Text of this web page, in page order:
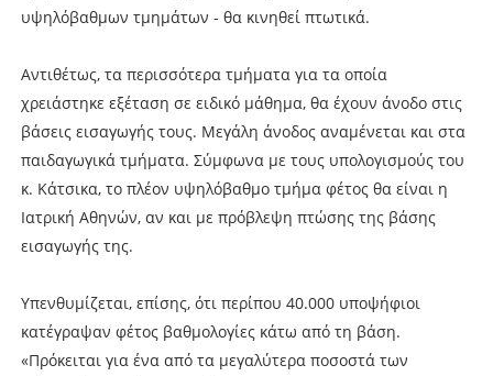
υψηλόβαθμων τμημάτων - θα κινηθεί πτωτικά.
Αντιθέτως, τα περισσότερα τμήματα για τα οποία
χρειάστηκε εξέταση σε ειδικό μάθημα, θα έχουν άνοδο στις
βάσεις εισαγωγής τους. Μεγάλη άνοδος αναμένεται και στα
παιδαγωγικά τμήματα. Σύμφωνα με τους υπολογισμούς του
κ. Κάτσικα, το πλέον υψηλόβαθμο τμήμα φέτος θα είναι η
Ιατρική Αθηνών, αν και με πρόβλεψη πτώσης της βάσης
εισαγωγής της.
Υπενθυμίζεται, επίσης, ότι περίπου 40.000 υποψήφιοι
κατέγραψαν φέτος βαθμολογίες κάτω από τη βάση.
«Πρόκειται για ένα από τα μεγαλύτερα ποσοστά των